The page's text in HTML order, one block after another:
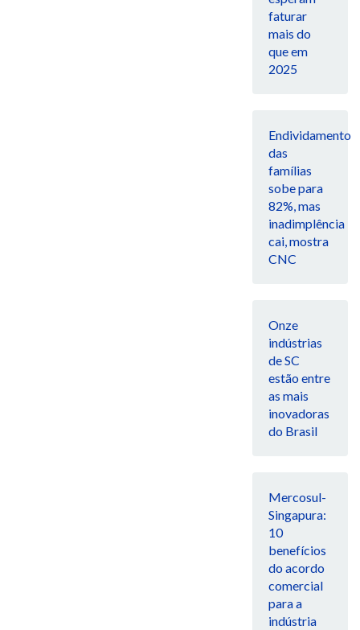
faturar
mais do
que em
2025
Endividamento
das
famílias
sobe para
82%, mas
inadimplência
cai, mostra
CNC
Onze
indústrias
de SC
estão entre
as mais
inovadoras
do Brasil
Mercosul-
Singapura:
10
benefícios
do acordo
comercial
para a
indústria